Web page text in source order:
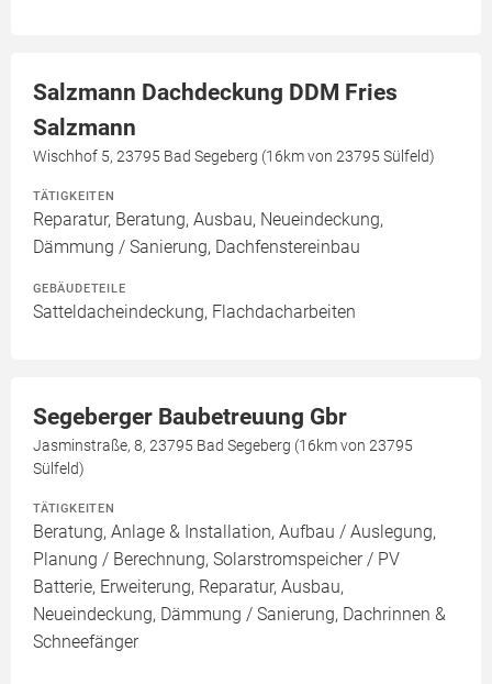
Salzmann Dachdeckung DDM Fries
Salzmann
Wischhof 5, 23795 Bad Segeberg (16km von 23795 Sülfeld)
TÄTIGKEITEN
Reparatur, Beratung, Ausbau, Neueindeckung,
Dämmung / Sanierung, Dachfenstereinbau
GEBÄUDETEILE
Satteldacheindeckung, Flachdacharbeiten
Segeberger Baubetreuung Gbr
Jasminstraße, 8, 23795 Bad Segeberg (16km von 23795
Sülfeld)
TÄTIGKEITEN
Beratung, Anlage & Installation, Aufbau / Auslegung,
Planung / Berechnung, Solarstromspeicher / PV
Batterie, Erweiterung, Reparatur, Ausbau,
Neueindeckung, Dämmung / Sanierung, Dachrinnen &
Schneefänger